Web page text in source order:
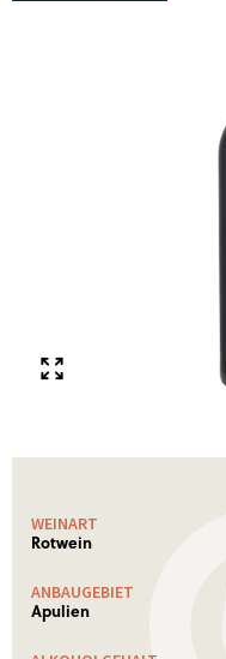
WEINART
Rotwein
ANBAUGEBIET
Apulien